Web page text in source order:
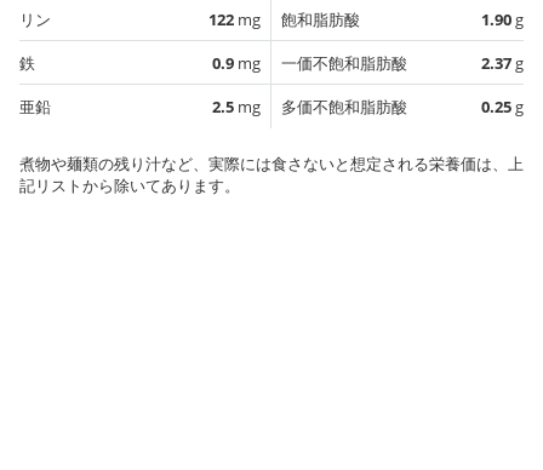
リン
122 mg
鉄
0.9 mg
亜鉛
2.5 mg
飽和脂肪酸
1.90g
一価不飽和脂肪酸
2.37g
多価不飽和脂肪酸
0.25g
煮物や麺類の残り汁など、実際には食さないと想定される栄養価は、上
記リストから除いてあります。